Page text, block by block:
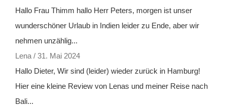
Hallo Frau Thimm hallo Herr Peters, morgen ist unser
wunderschöner Urlaub in Indien leider zu Ende, aber wir
nehmen unzählig...
Lena / 31. Mai 2024
Hallo Dieter, Wir sind (leider) wieder zurück in Hamburg!
Hier eine kleine Review von Lenas und meiner Reise nach
Bali...